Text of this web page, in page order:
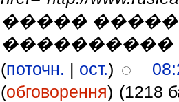
�����
����������
(поточн. | ост.)
(обговорення) (1218